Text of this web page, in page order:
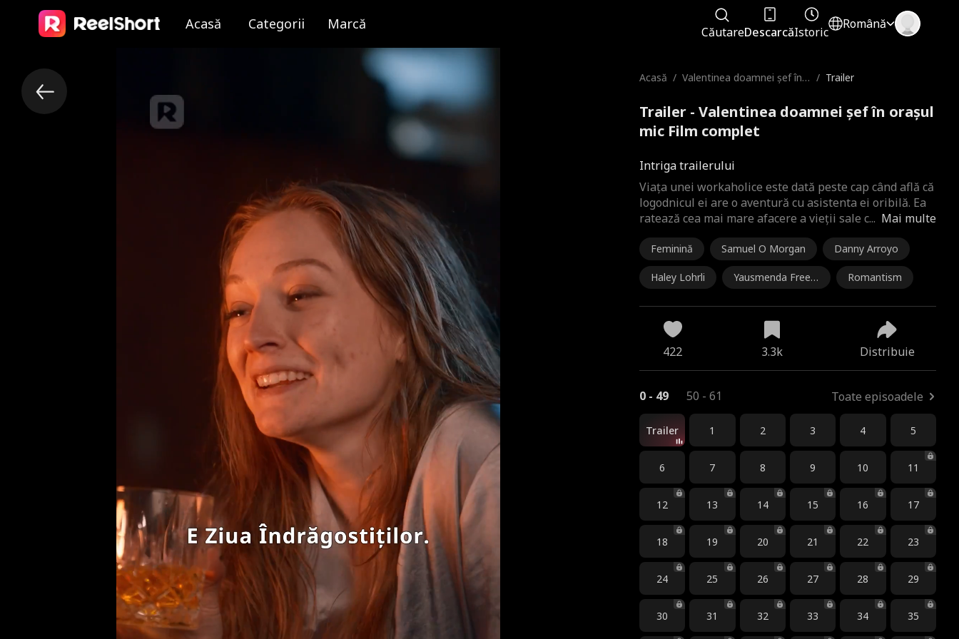
Acasă Categorii Marcă CăutareDescarcăIstoric
Română
Acasă / Valentinea doamnei șef în
/ Trailer
Trailer - Valentinea doamnei șef în orașul
mic Film complet
Intriga trailerului
Mai multe
Viața unei workaholice este dată peste cap când află că
logodnicul ei are o aventură cu asistenta ei oribilă. Ea
ratează cea mai mare afacere a vieții sale c...
Feminină Samuel O Morgan Danny Arroyo
Haley Lohrli
Yausmenda Free
Romantism
422 3.3k Distribuie
0 - 49 50 - 61 Toate episoadele
Trailer 1 2 3 4 5
6 7 8 9 10 11
12 13 14 15 16 17
18 19 20 21 22 23
24 25 26 27 28 29
30 31 32 33 34 35